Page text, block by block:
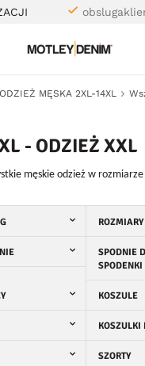
ODZIEŻ MĘSKA 2XL-14XL
- ODZIEŻ XXL
męskie odzież w
SPODNIE
SPODENKI
KOSZULE
KOSZULKI
SZORTY